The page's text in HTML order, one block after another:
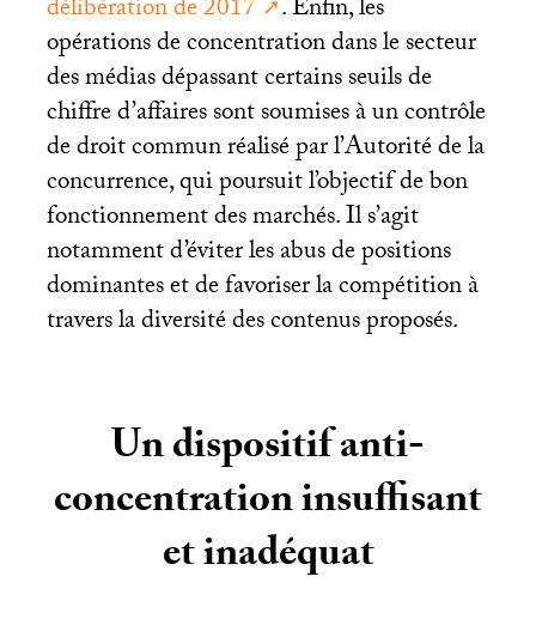
délibération de 2017
. Enfin, les
opérations de concentration dans le secteur
des médias dépassant certains seuils de
chiffre d’affaires sont soumises à un contrôle
de droit commun réalisé par l’Autorité de la
concurrence, qui poursuit l’objectif de bon
fonctionnement des marchés. Il s’agit
notamment d’éviter les abus de positions
dominantes et de favoriser la compétition à
travers la diversité des contenus proposés.
Un dispositif anti-
concentration insuffisant
et inadéquat